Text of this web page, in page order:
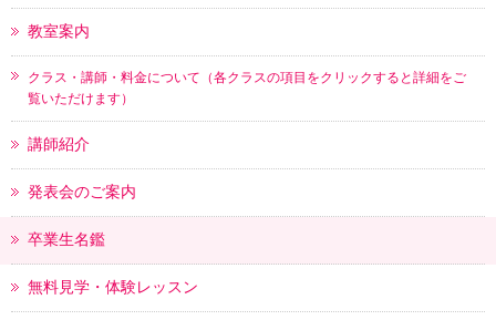
教室案内
クラス・講師・料金について（各クラスの項目をクリックすると詳細をご
覧いただけます）
講師紹介
発表会のご案内
卒業生名鑑
無料見学・体験レッスン